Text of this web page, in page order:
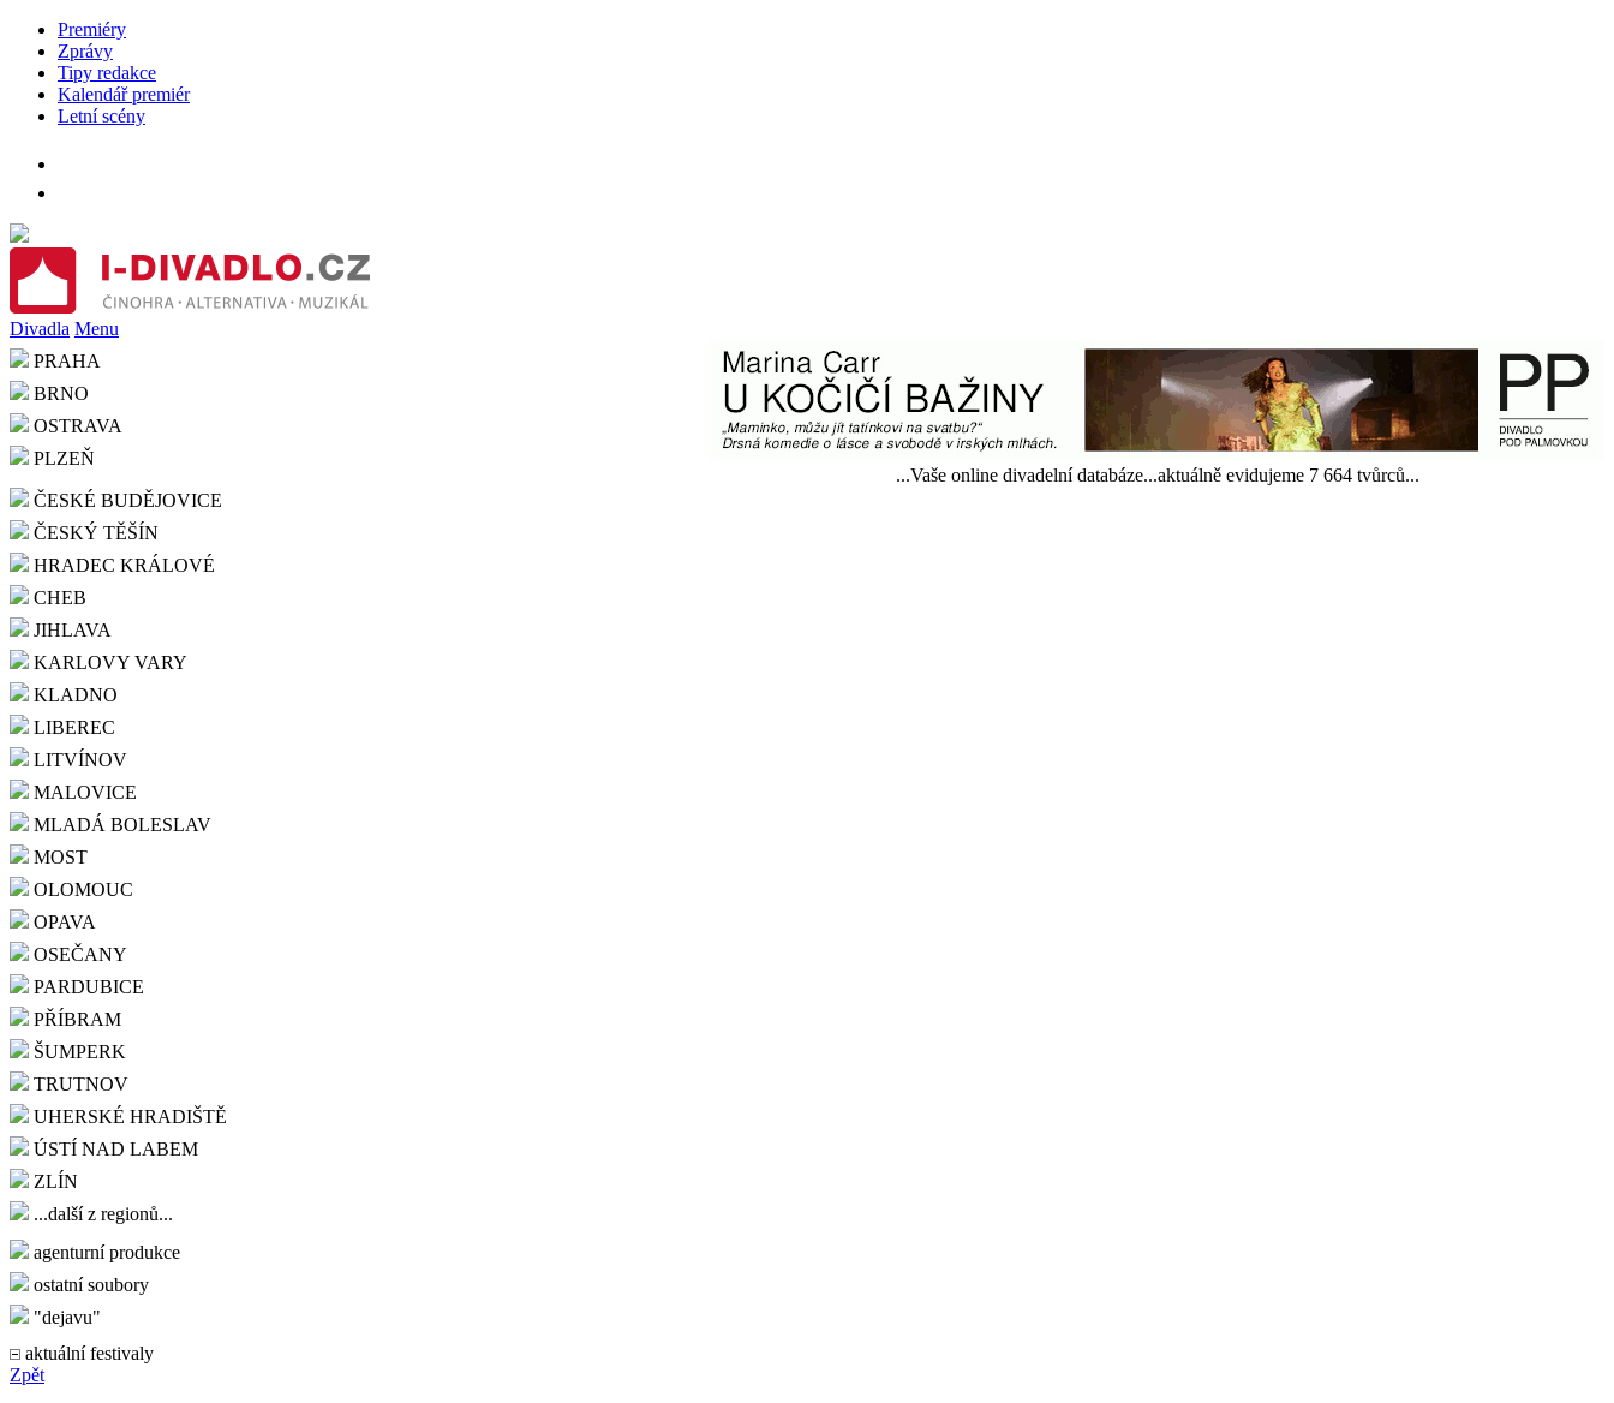
Premiéry
Zprávy
Tipy redakce
Kalendář premiér
Letní scény
Divadla Menu
...Vaše online divadelní databáze...aktuálně evidujeme 7 664 tvůrců...
PRAHA
BRNO
OSTRAVA
PLZEŇ
ČESKÉ BUDĚJOVICE
ČESKÝ TĚŠÍN
HRADEC KRÁLOVÉ
CHEB
JIHLAVA
KARLOVY VARY
KLADNO
LIBEREC
LITVÍNOV
MALOVICE
MLADÁ BOLESLAV
MOST
OLOMOUC
OPAVA
OSEČANY
PARDUBICE
PŘÍBRAM
ŠUMPERK
TRUTNOV
UHERSKÉ HRADIŠTĚ
ÚSTÍ NAD LABEM
ZLÍN
...další z regionů...
agenturní produkce
ostatní soubory
"dejavu"
aktuální festivaly
Zpět